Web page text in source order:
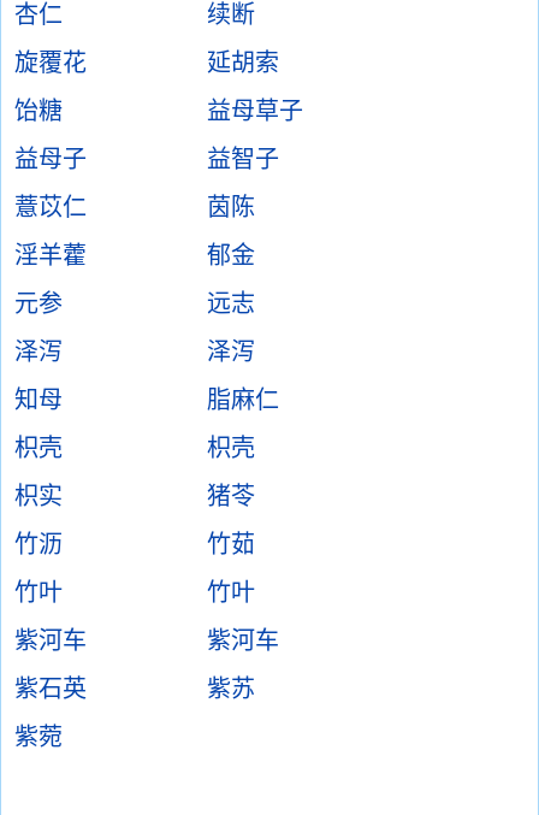
杏仁
续断
旋覆花
延胡索
饴糖
益母草子
益母子
益智子
薏苡仁
茵陈
淫羊藿
郁金
元参
远志
泽泻
泽泻
知母
脂麻仁
枳壳
枳壳
枳实
猪苓
竹沥
竹茹
竹叶
竹叶
紫河车
紫河车
紫石英
紫苏
紫菀